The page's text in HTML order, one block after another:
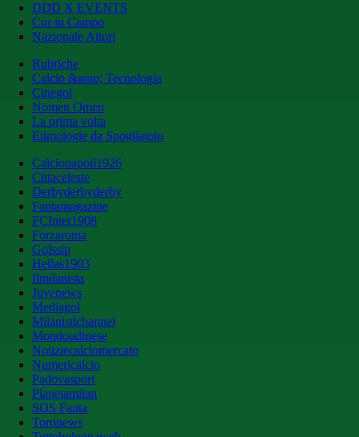
DDD X EVENTS
Cur in Campo
Nazionale Attori
Rubriche
Calcio &amp; Tecnologia
Cinegol
Nomen Omen
La prima volta
Etimologie da Spogliatoio
Calcionapoli1926
Cittaceleste
Derbyderbyderby
Fantamagazine
FCInter1908
Forzaroma
Golssip
Hellas1903
Ilmilanista
Juvenews
Mediagol
Milanistichannel
Mondoudinese
Notiziecalciomercato
Numericalcio
Padovasport
Pianetamilan
SOS Fanta
Toronews